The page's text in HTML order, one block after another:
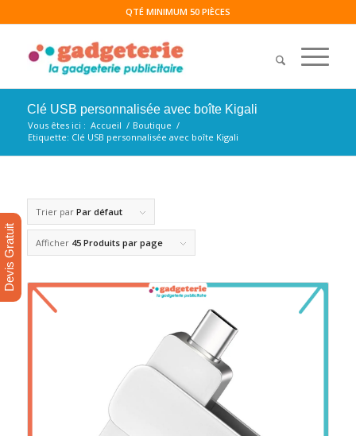
QTÉ MINIMUM 50 PIÈCES
Clé USB personnalisée avec boîte Kigali
Vous êtes ici : Accueil / Boutique /
Etiquette: Clé USB personnalisée avec boîte Kigali
Trier par Par défaut
Afficher 45 Produits par page
Devis Gratuit